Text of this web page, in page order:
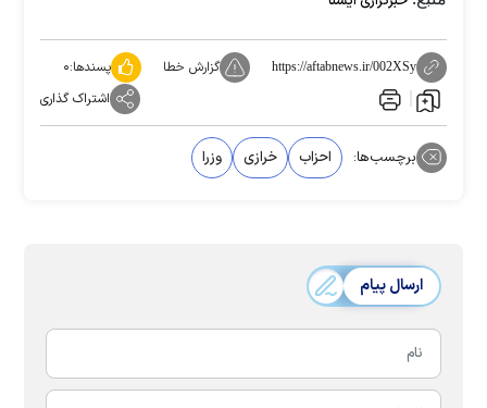
https://aftabnews.ir/002XSy گزارش خطا پسندها:۰
اشتراک گذاری
برچسب‌ها: احزاب خرازی وزرا
ارسال پیام